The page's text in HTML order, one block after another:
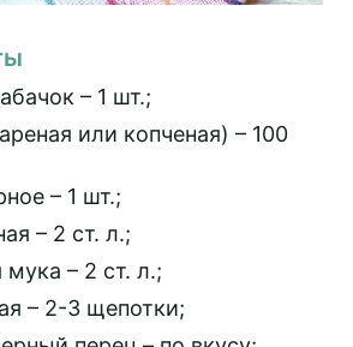
– 1 шт.;
или копченая) – 100
– 1 шт.;
– 2 ст. л.;
– 2 ст. л.;
– 2-3 щепотки;